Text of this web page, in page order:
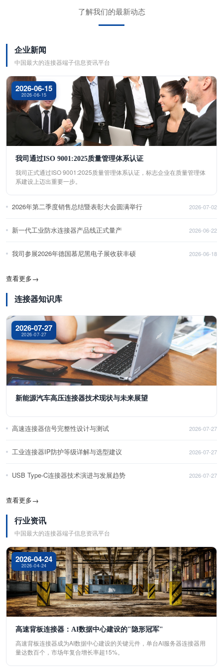
了解我们的最新动态
企业新闻
中国最大的连接器端子信息资讯平台
2026-06-15
2026-06-15
我司通过ISO 9001:2025质量管理体系认证
我司正式通过ISO 9001:2025质量管理体系认证，标志企业在质量管理体
系建设上迈出重要一步。
2026年第二季度销售总结暨表彰大会圆满举行 2026-07-02
新一代工业防水连接器产品线正式量产 2026-06-22
我司参展2026年德国慕尼黑电子展收获丰硕 2026-06-18
查看更多→
连接器知识库
2026-07-27
2026-07-27
新能源汽车高压连接器技术现状与未来展望
高速连接器信号完整性设计与测试 2026-07-27
工业连接器IP防护等级详解与选型建议 2026-07-27
USB Type-C连接器技术演进与发展趋势 2026-07-27
查看更多→
行业资讯
中国最大的连接器端子信息资讯平台
2026-04-24
2026-04-24
高速背板连接器：AI数据中心建设的"隐形冠军"
高速背板连接器成为AI数据中心建设的关键元件，单台AI服务器连接器用
量达数百个，市场年复合增长率超15%。